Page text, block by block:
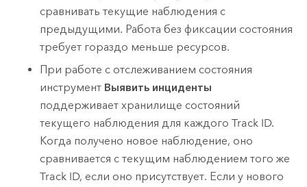
сравнивать текущие наблюдения с
предыдущими. Работа без фиксации состояния
требует гораздо меньше ресурсов.
При работе с отслеживанием состояния
инструмент Выявить инциденты
поддерживает хранилище состояний
текущего наблюдения для каждого Track ID.
Когда получено новое наблюдение, оно
сравнивается с текущим наблюдением того же
Track ID, если оно присутствует. Если у нового